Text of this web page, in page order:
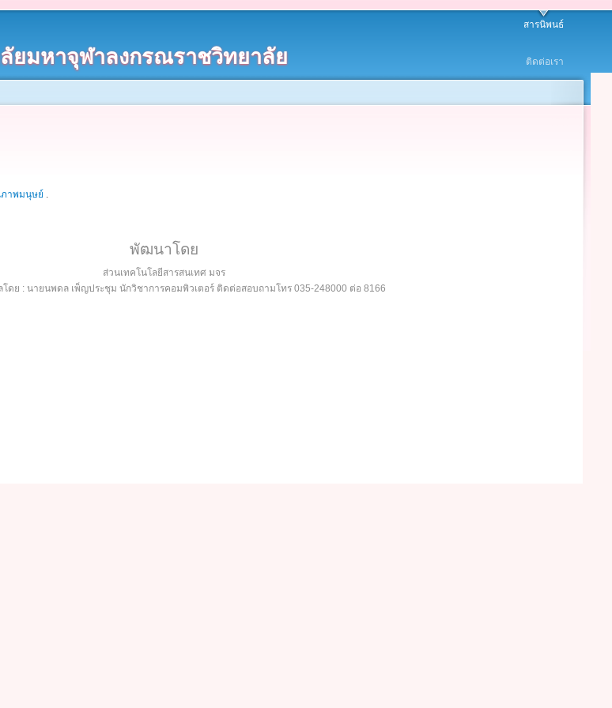
ยมหาจุฬาลงกรณราชวิทยาลัย
สารนิพนธ์
ติดต่อเรา
าพมนุษย์ .
พัฒนาโดย
ส่วนเทคโนโลยีสารสนเทศ มจร
ดย : นายนพดล เพ็ญประชุม นักวิชาการคอมพิวเตอร์ ติดต่อสอบถามโทร 035-248000 ต่อ 8166